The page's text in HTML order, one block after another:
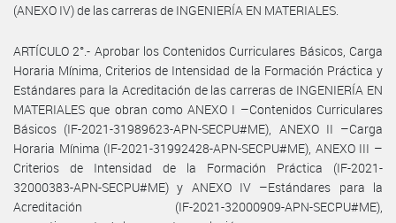
(ANEXO IV) de las carreras de INGENIERÍA EN MATERIALES.
ARTÍCULO 2°.- Aprobar los Contenidos Curriculares Básicos, Carga
Horaria Mínima, Criterios de Intensidad de la Formación Práctica y
Estándares para la Acreditación de las carreras de INGENIERÍA EN
MATERIALES que obran como ANEXO I –Contenidos Curriculares
Básicos (IF-2021-31989623-APN-SECPU#ME), ANEXO II –Carga
Horaria Mínima (IF-2021-31992428-APN-SECPU#ME), ANEXO III –
Criterios de Intensidad de la Formación Práctica (IF-2021-
32000383-APN-SECPU#ME) y ANEXO IV –Estándares para la
Acreditación (IF-2021-32000909-APN-SECPU#ME),